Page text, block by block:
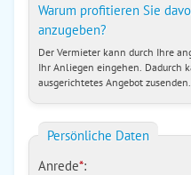
Warum profitieren Sie
anzugeben?
Der Vermieter kann durch Ihre
Ihr Anliegen eingehen. Dadurch
ausgerichtetes Angebot zusenden.
Persönliche Daten
Anrede*: